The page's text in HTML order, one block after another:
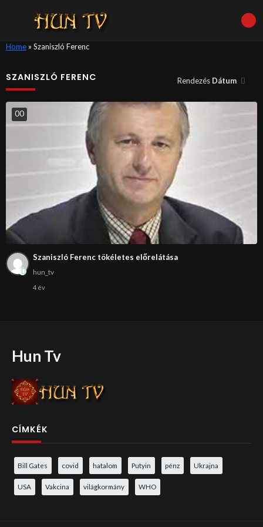
Home» Szaniszló Ferenc
SZANISZLÓ FERENC Rendezés Dátum
00
Szaniszló Ferenc tökéletes előrelátása
hun_tv
4 év
Hun Tv
CÍMKÉK
Bill Gates covid hatalom Putyin pénz Ukrajna
USA Vakcina világkormány WHO